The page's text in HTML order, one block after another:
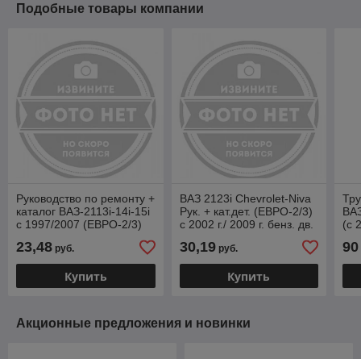
Подобные товары компании
Руководство по ремонту +
каталог ВАЗ-2113i-14i-15i
c 1997/2007 (ЕВРО-2/3)
23,48 руб.
Купить
ВАЗ 2123i Chevrolet-Niva
Рук. + кат.дет. (ЕВРО-2/3)
с 2002 г./ 2009 г. бенз. дв.
30,19руб.
Купить
(с
90
Акционные предложения и новинки